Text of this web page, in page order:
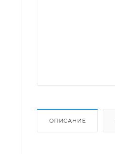
ОПИСАНИЕ